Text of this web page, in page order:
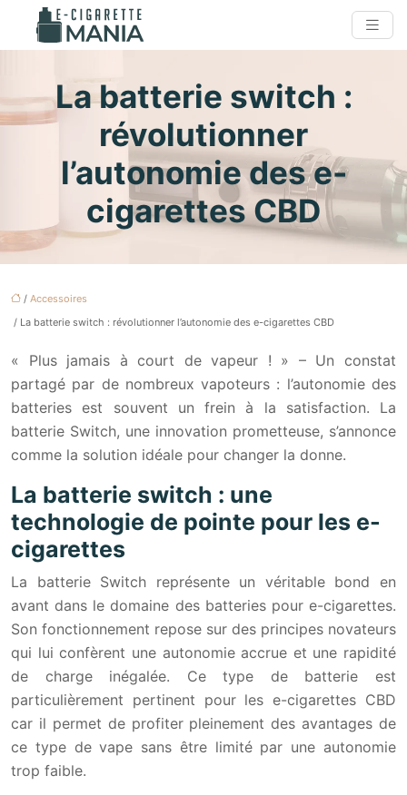
La batterie switch :
révolutionner
l’autonomie des e-
cigarettes CBD
/ Accessoires
/ La batterie switch : révolutionner l’autonomie des e-cigarettes CBD
« Plus jamais à court de vapeur ! » – Un constat
partagé par de nombreux vapoteurs : l’autonomie des
batteries est souvent un frein à la satisfaction. La
batterie Switch, une innovation prometteuse, s’annonce
comme la solution idéale pour changer la donne.
La batterie switch : une
technologie de pointe pour les e-
cigarettes
La batterie Switch représente un véritable bond en
avant dans le domaine des batteries pour e-cigarettes.
Son fonctionnement repose sur des principes novateurs
qui lui confèrent une autonomie accrue et une rapidité
de charge inégalée. Ce type de batterie est
particulièrement pertinent pour les e-cigarettes CBD
car il permet de profiter pleinement des avantages de
ce type de vape sans être limité par une autonomie
trop faible.